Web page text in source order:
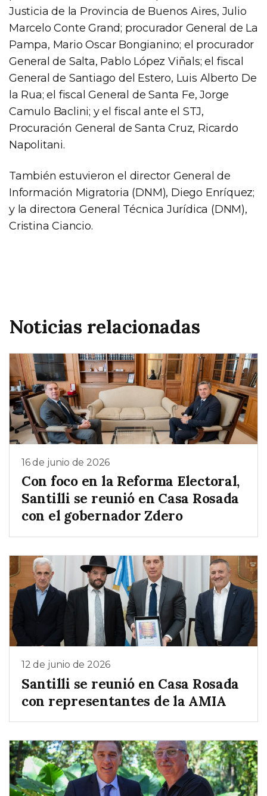
Justicia de la Provincia de Buenos Aires, Julio
Marcelo Conte Grand; procurador General de La
Pampa, Mario Oscar Bongianino; el procurador
General de Salta, Pablo López Viñals; el fiscal
General de Santiago del Estero, Luis Alberto De
la Rua; el fiscal General de Santa Fe, Jorge
Camulo Baclini; y el fiscal ante el STJ,
Procuración General de Santa Cruz, Ricardo
Napolitani.
También estuvieron el director General de
Información Migratoria (DNM), Diego Enríquez;
y la directora General Técnica Jurídica (DNM),
Cristina Ciancio.
Noticias relacionadas
16 de junio de 2026
Con foco en la Reforma Electoral,
Santilli se reunió en Casa Rosada
con el gobernador Zdero
12 de junio de 2026
Santilli se reunió en Casa Rosada
con representantes de la AMIA